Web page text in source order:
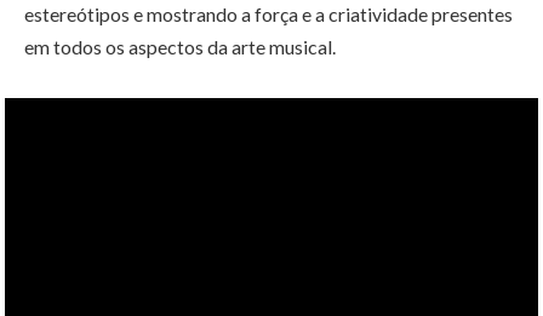
estereótipos e mostrando a força e a criatividade presentes
em todos os aspectos da arte musical.